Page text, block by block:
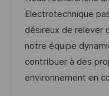
l
i
s
a
t
é
r
e
n
c
Electrotechnique
désireux de relever
notre équipe
contribuer à des
environnement en